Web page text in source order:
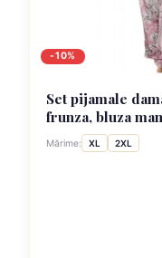
-10%
Set pijamale
frunza, bluza
pantaloni lungi,
Mărime: XL 2XL